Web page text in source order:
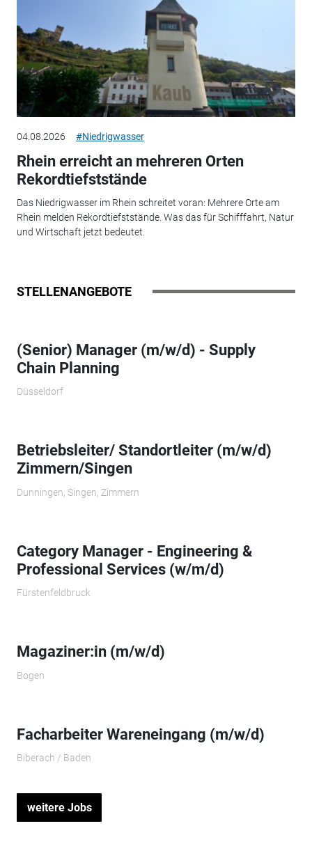
04.08.2026 #Niedrigwasser
Rhein erreicht an mehreren Orten
Rekordtiefststände
Das Niedrigwasser im Rhein schreitet voran: Mehrere Orte am
Rhein melden Rekordtiefststände. Was das für Schifffahrt, Natur
und Wirtschaft jetzt bedeutet.
STELLENANGEBOTE
(Senior) Manager (m/w/d) - Supply
Chain Planning
Düsseldorf
Betriebsleiter/ Standortleiter (m/w/d)
Zimmern/Singen
Dunningen, Singen, Zimmern
Category Manager - Engineering &
Professional Services (w/m/d)
Fürstenfeldbruck
Magaziner:in (m/w/d)
Bogen
Facharbeiter Wareneingang (m/w/d)
Biberach / Baden
weitere Jobs